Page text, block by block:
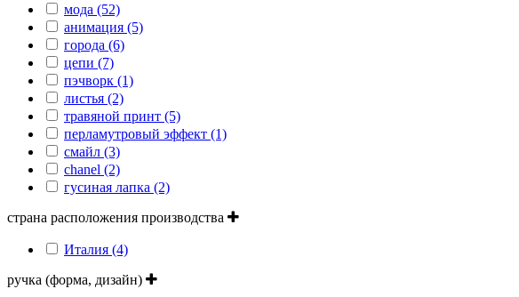
мода (52)
анимация (5)
города (6)
цепи (7)
пэчворк (1)
листья (2)
травяной принт (5)
перламутровый эффект (1)
смайл (3)
сhanel (2)
гусиная лапка (2)
страна расположения производства
Италия (4)
ручка (форма, дизайн)